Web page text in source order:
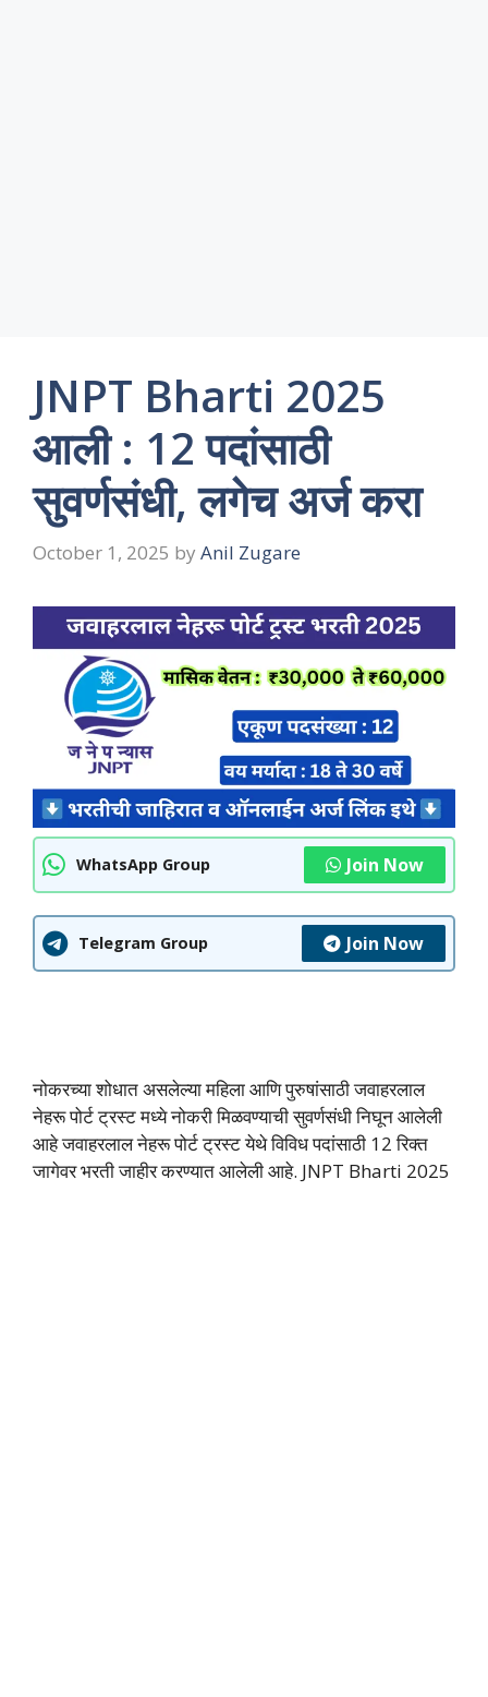
JNPT Bharti 2025
आली : 12 पदांसाठी
सुवर्णसंधी, लगेच अर्ज करा
October 1, 2025 by Anil Zugare
WhatsApp Group Join Now
Telegram Group Join Now
नोकरच्या शोधात असलेल्या महिला आणि पुरुषांसाठी जवाहरलाल
नेहरू पोर्ट ट्रस्ट मध्ये नोकरी मिळवण्याची सुवर्णसंधी निघून आलेली
आहे जवाहरलाल नेहरू पोर्ट ट्रस्ट येथे विविध पदांसाठी 12 रिक्त
जागेवर भरती जाहीर करण्यात आलेली आहे. JNPT Bharti 2025